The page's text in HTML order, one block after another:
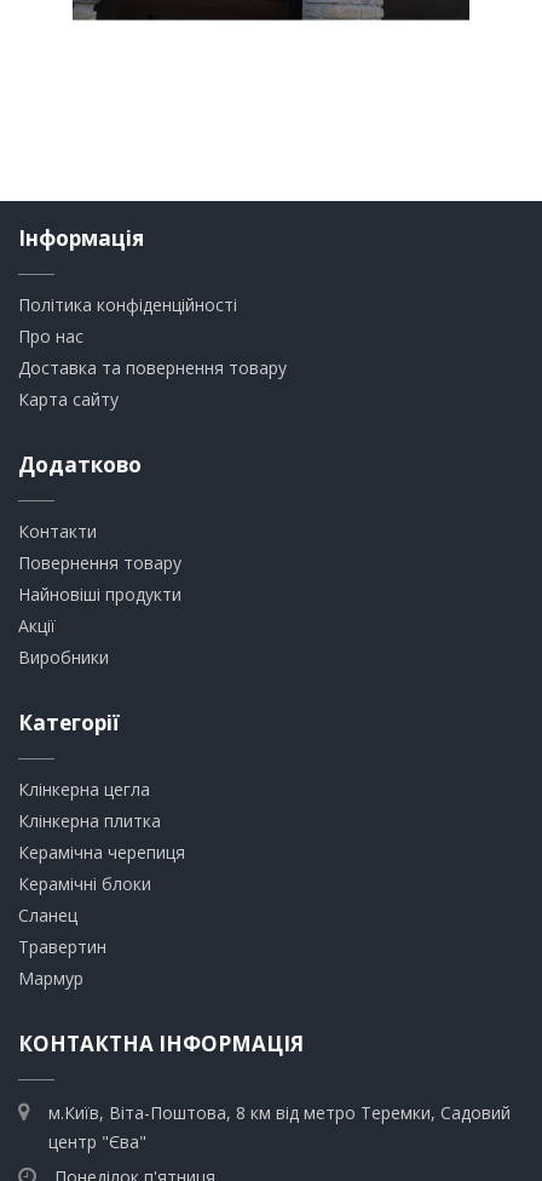
Інформація
Політика конфіденційності
Про нас
Доставка та повернення товару
Карта сайту
Додатково
Контакти
Повернення товару
Найновіші продукти
Акції
Виробники
Категорії
Клінкерна цегла
​Клінкерна плитка
​Керамічна черепиця
​Керамічні блоки
​Сланец
Травертин​
​Мармур
КОНТАКТНА ІНФОРМАЦІЯ
м.Київ, Віта-Поштова, 8 км від метро Теремки, Садовий
центр "Єва"